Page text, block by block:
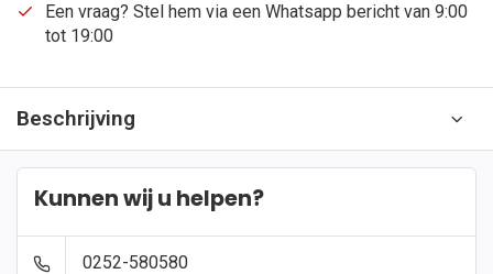
Een vraag? Stel hem via een Whatsapp bericht van 9:00
tot 19:00
Beschrijving
Kunnen wij u helpen?
0252-580580